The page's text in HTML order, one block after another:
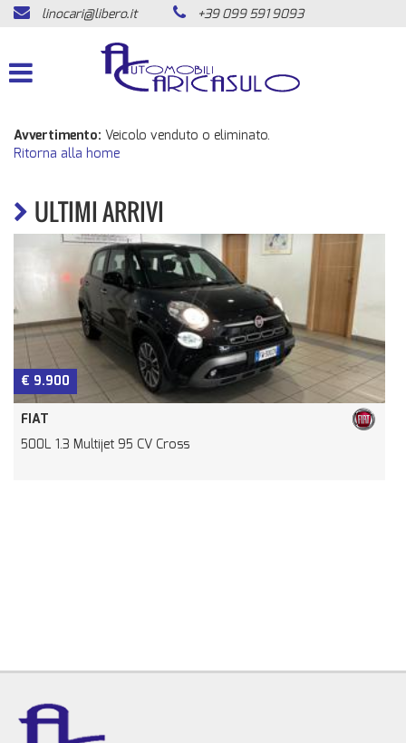
HOME
LISTA VEICOLI
ACQUISTIAMO USATO
CONTATTI
NEWS
AREA COMMERCIANTI
linocari@libero.it +39 099 591 9093
Avvertimento: Veicolo venduto o eliminato.
Ritorna alla home
ULTIMI ARRIVI
€ 9.900
FIAT
500L 1.3 Multijet 95 CV Cross